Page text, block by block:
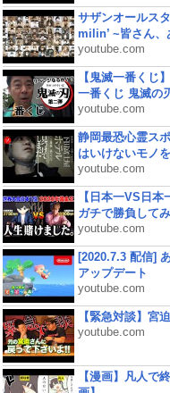
サザンオールス
milin’ ~皆さん、
youtube.com
【鬼滅一番くじ
一番くじ 鬼滅の
youtube.com
静岡最恐心霊ス
はいけないモノ
youtube.com
【日本一VS日
ガチで勝負して
youtube.com
[2020.7.3 配信]
アップデート
youtube.com
【緊急対談】宮
youtube.com
【漫画】凡人で